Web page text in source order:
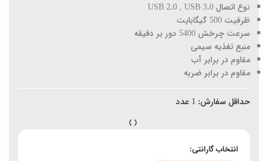
نوع اتصال USB 2.0 , USB 3.0
ظرفیت 500 گیگابایت
سرعت چرخش 5400 دور بر دقیقه
منبع تغذیه سیمی
مقاوم در برابر آب
مقاوم در برابر ضربه
حداقل سفارش: 1 عدد
انتخاب گارانتی: